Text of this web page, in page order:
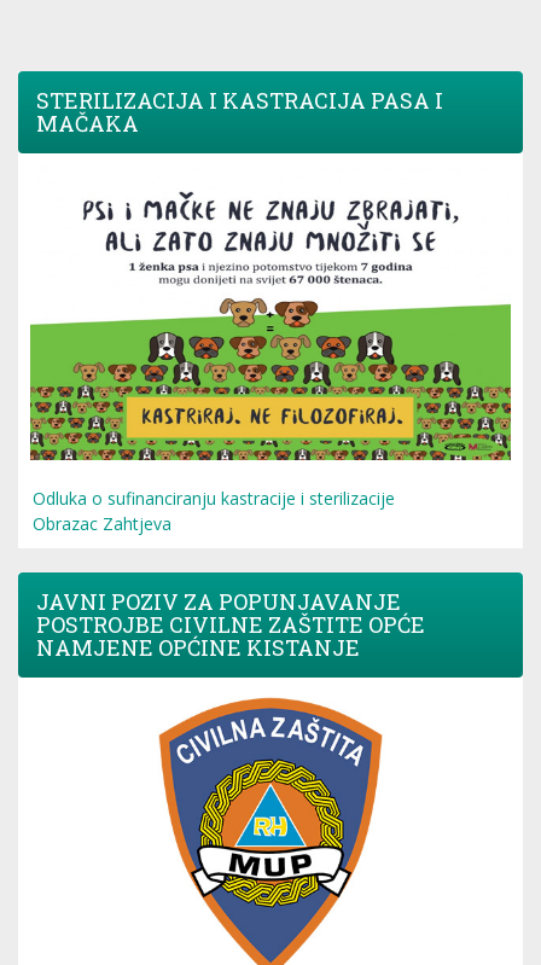
STERILIZACIJA I KASTRACIJA PASA I
MAČAKA
Odluka o sufinanciranju kastracije i sterilizacije
Obrazac Zahtjeva
JAVNI POZIV ZA POPUNJAVANJE
POSTROJBE CIVILNE ZAŠTITE OPĆE
NAMJENE OPĆINE KISTANJE